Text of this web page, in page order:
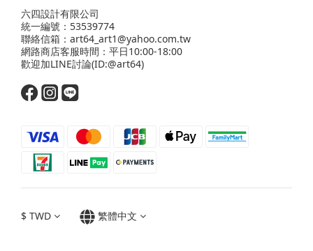
六四設計有限公司
統一編號：53539774
聯絡信箱：art64_art1@yahoo.com.tw
網路商店客服時間：平日10:00-18:00
歡迎加LINE討論(ID:@art64)
$ TWD 繁體中文